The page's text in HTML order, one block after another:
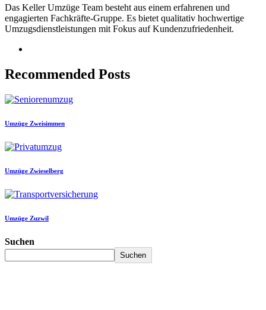
Das Keller Umzüge Team besteht aus einem erfahrenen und
engagierten Fachkräfte-Gruppe. Es bietet qualitativ hochwertige
Umzugsdienstleistungen mit Fokus auf Kundenzufriedenheit.
Recommended Posts
Umzüge Zweisimmen
Umzüge Zwieselberg
Umzüge Zuzwil
Suchen
Suchen